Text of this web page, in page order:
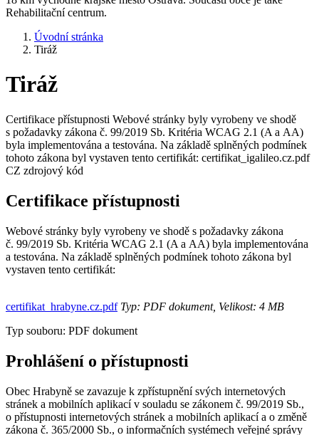
Rehabilitační centrum.
Úvodní stránka
Tiráž
Tiráž
Certifikace přístupnosti Webové stránky byly vyrobeny ve shodě
s požadavky zákona č. 99/2019 Sb. Kritéria WCAG 2.1 (A a AA)
byla implementována a testována. Na základě splněných podmínek
tohoto zákona byl vystaven tento certifikát: ​certifikat_igalileo.cz.pdf
CZ zdrojový kód
Certifikace přístupnosti
Webové stránky byly vyrobeny ve shodě s požadavky zákona
č. 99/2019 Sb. Kritéria WCAG 2.1 (A a AA) byla implementována
a testována. Na základě splněných podmínek tohoto zákona byl
vystaven tento certifikát:
certifikat_hrabyne.cz.pdfTyp: PDF dokument, Velikost: 4 MB
Typ souboru: PDF dokument
Prohlášení o přístupnosti
Obec Hrabyně se zavazuje k zpřístupnění svých internetových
stránek a mobilních aplikací v souladu se zákonem č. 99/2019 Sb.,
o přístupnosti internetových stránek a mobilních aplikací a o změně
zákona č. 365/2000 Sb., o informačních systémech veřejné správy